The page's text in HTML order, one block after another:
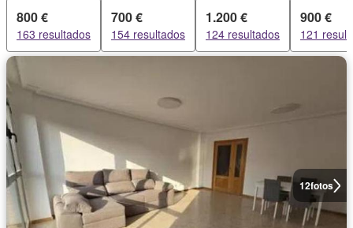
800 €
163 resultados
700 €
154 resultados
1.200 €
124 resultados
900 €
121
12fotos